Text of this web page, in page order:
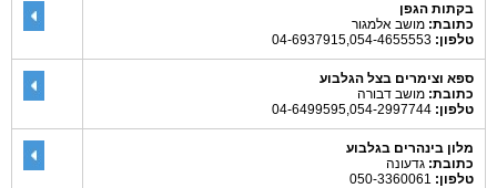
בקתות הגפן
כתובת: מושב אלמגור
טלפון:
ספא וצימרים בצל הגלבוע
כתובת: מושב דבורה
טלפון:
מלון בינהרים בגלבוע
כתובת: גדעונה
טלפון: